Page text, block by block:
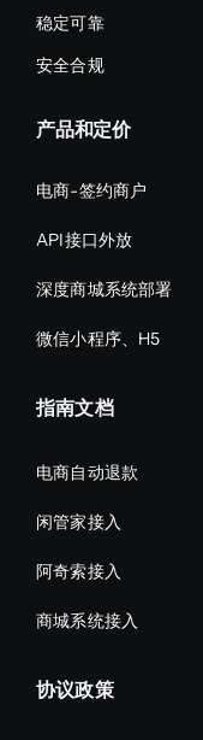
稳定可靠
安全合规
产品和定价
电商-签约商户
API接口外放
深度商城系统部署
微信小程序、H5
指南文档
电商自动退款
闲管家接入
阿奇索接入
商城系统接入
协议政策